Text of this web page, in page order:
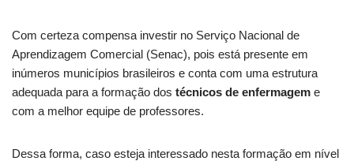
Com certeza compensa investir no Serviço Nacional de
Aprendizagem Comercial (Senac), pois está presente em
inúmeros municípios brasileiros e conta com uma estrutura
adequada para a formação dos técnicos de enfermagem e
com a melhor equipe de professores.
Dessa forma, caso esteja interessado nesta formação em nível